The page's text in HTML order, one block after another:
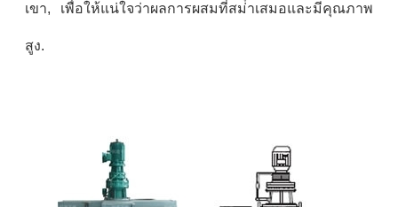
เขา, เพื่อให้แน่ใจว่าผลการผสมที่สม่ําเสมอและมีคุณภาพ
สูง.